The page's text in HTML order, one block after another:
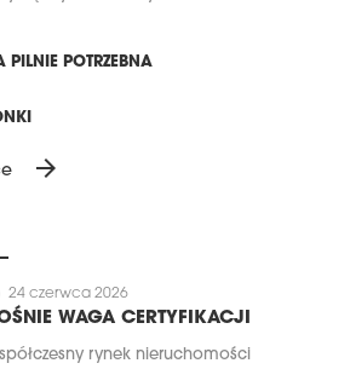
PILNIE POTRZEBNA
arrow_forward
24 czerwca 2026
WAGA CERTYFIKACJI
rynek nieruchomości